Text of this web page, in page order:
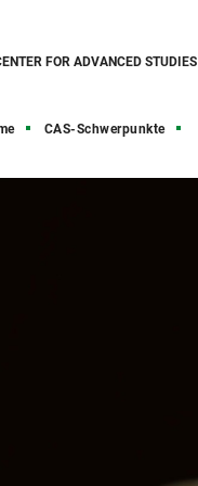
FOR ADVANCED STUDIES
CAS-Schwerpunkte